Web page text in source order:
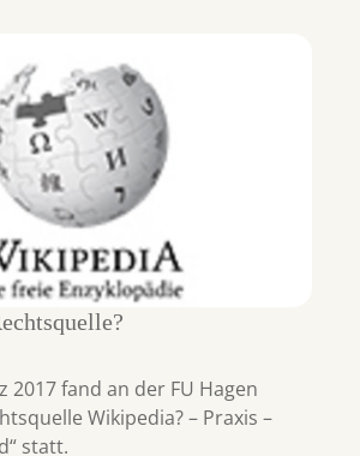
2017 fand an der FU Hagen
Wikipedia? – Praxis –
statt.